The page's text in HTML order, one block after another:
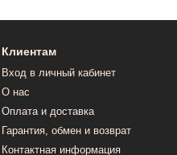
Клиентам
Вход в личный кабинет
О нас
Оплата и доставка
Гарантия, обмен и возврат
Контактная информация